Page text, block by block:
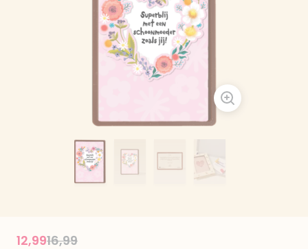
Price reduced from
16,99to
12,99